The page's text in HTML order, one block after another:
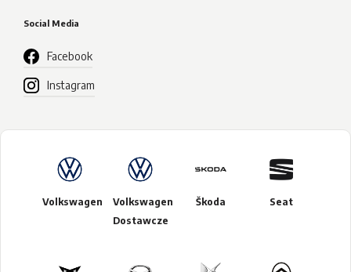
Social Media
Facebook
Instagram
Volkswagen
Volkswagen
Dostawcze
Škoda Seat